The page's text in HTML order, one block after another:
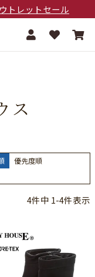
トレットセール
ス
優先度順
4件中 1-4件表示